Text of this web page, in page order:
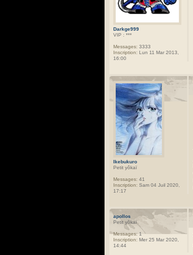
Darkge999
VIP : ***
Messages: 3333
Inscription: Lun 11 Mar 2013,
16:00
Ikebukuro
Petit yôkaï
Messages: 41
Inscription: Sam 04 Juil 2020,
17:17
apollos
Petit yôkaï
Messages: 1
Inscription: Mer 25 Mar 2020,
14:44